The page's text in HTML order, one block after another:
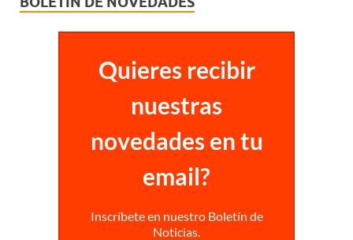
Quieres recibir
nuestras
novedades en tu
email?
Inscríbete en nuestro Boletín de
Noticias.